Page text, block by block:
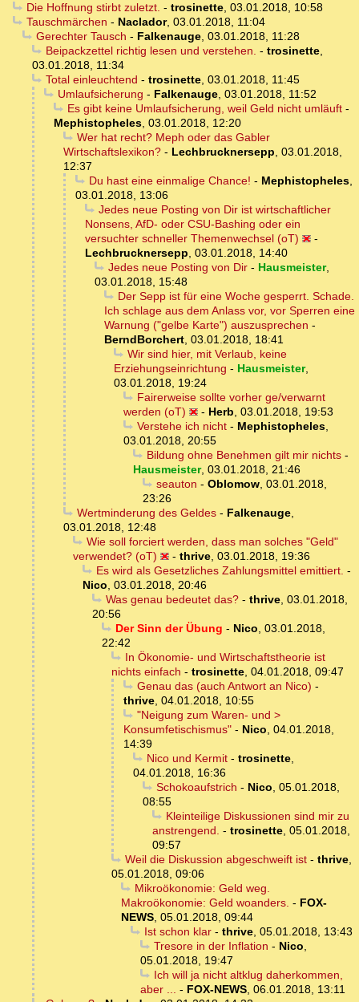
Die Hoffnung stirbt zuletzt. - trosinette, 03.01.2018, 10:58
Tauschmärchen - Naclador, 03.01.2018, 11:04
Gerechter Tausch - Falkenauge, 03.01.2018, 11:28
Beipackzettel richtig lesen und verstehen. - trosinette,
03.01.2018, 11:34
Total einleuchtend - trosinette, 03.01.2018, 11:45
Umlaufsicherung - Falkenauge, 03.01.2018, 11:52
Es gibt keine Umlaufsicherung, weil Geld nicht umläuft-
Mephistopheles, 03.01.2018, 12:20
Wer hat recht? Meph oder das Gabler
Wirtschaftslexikon? - Lechbrucknersepp, 03.01.2018,
12:37
Du hast eine einmalige Chance! - Mephistopheles,
03.01.2018, 13:06
Jedes neue Posting von Dir ist wirtschaftlicher
Nonsens, AfD- oder CSU-Bashing oder ein
versuchter schneller Themenwechsel (oT)
-
Lechbrucknersepp, 03.01.2018, 14:40
Jedes neue Posting von Dir- Hausmeister,
03.01.2018, 15:48
Der Sepp ist für eine Woche gesperrt. Schade.
Ich schlage aus dem Anlass vor, vor Sperren eine
Warnung ("gelbe Karte") auszusprechen -
BerndBorchert, 03.01.2018, 18:41
Wir sind hier, mit Verlaub, keine
Erziehungseinrichtung - Hausmeister,
03.01.2018, 19:24
Fairerweise sollte vorher ge/verwarnt
werden (oT)
- Herb, 03.01.2018, 19:53
Verstehe ich nicht- Mephistopheles,
03.01.2018, 20:55
Bildung ohne Benehmen gilt mir nichts-
Hausmeister, 03.01.2018, 21:46
seauton - Oblomow, 03.01.2018,
23:26
Wertminderung des Geldes- Falkenauge,
03.01.2018, 12:48
Wie soll forciert werden, dass man solches "Geld"
verwendet? (oT)
- thrive, 03.01.2018, 19:36
Es wird als Gesetzliches Zahlungsmittel emittiert. -
Nico, 03.01.2018, 20:46
Was genau bedeutet das?- thrive, 03.01.2018,
20:56
Der Sinn der Übung - Nico, 03.01.2018,
22:42
In Ökonomie- und Wirtschaftstheorie ist
nichts einfach - trosinette, 04.01.2018, 09:47
Genau das (auch Antwort an Nico) -
thrive, 04.01.2018, 10:55
"Neigung zum Waren- und >
Konsumfetischismus" - Nico, 04.01.2018,
14:39
Nico und Kermit- trosinette,
04.01.2018, 16:36
Schokoaufstrich - Nico, 05.01.2018,
08:55
Kleinteilige Diskussionen sind mir zu
anstrengend. - trosinette, 05.01.2018,
09:57
Weil die Diskussion abgeschweift ist- thrive,
05.01.2018, 09:06
Mikroökonomie: Geld weg.
Makroökonomie: Geld woanders. - FOX-
NEWS, 05.01.2018, 09:44
Ist schon klar- thrive, 05.01.2018, 13:43
Tresore in der Inflation - Nico,
05.01.2018, 19:47
Ich will ja nicht altklug daherkommen,
aber ... - FOX-NEWS, 06.01.2018, 13:11